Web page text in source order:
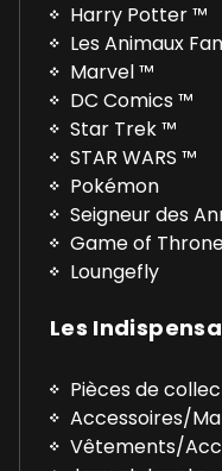
Harry Potter ™
Les Animaux
Marvel ™
DC Comics ™
Star Trek ™
STAR WARS ™
Pokémon
Seigneur des
Game of
Loungefly
Les
Pièces de
Accessoires/
Vêtements/